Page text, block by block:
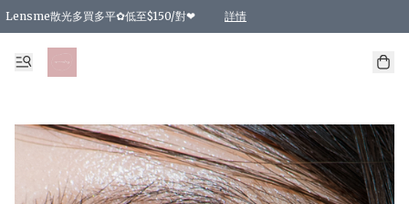
Lensme散光多買多平✿低至$150/對❤ 詳情
台灣Karacon⁩✧日拋 特價清貨❁⃘
日本韓國多款日/月拋現貨☼ 特價❤︎數量有限 售完即止
🇰🇷韓國多款月拋現貨 特價兩對$99✿數量有限 售完即止♫
精選商品，任選買2件或以上9 折；買4件或以上85 折；買6件或以上8 折
精選商品，任選買2件HKD 140.00；買4件HKD 260.00
精選商品，任選買2件HKD 190.00；買4件HKD 360.00
精選商品，任選買2件HKD 110.00；買4件HKD 180.00
精選商品，任選買2件HKD 170.00；買4件HKD 320.00
精選商品，任選買2件或以上減HKD 148.00
精選商品，任選買2件或以上減HKD 148.00
精選商品，任選買2件或以上95 折；買4件或以上9 折；買6件或以上85 折；買8件
精選商品，任選買12件或以上87 折
精選商品，任選買2件或以上減HKD 16.00；買4件或以上減HKD 32.00；買6
精選商品，任選買2件或以上95 折；買4件或以上9 折；買8件或以上85 折；買12
購物滿 HKD 800.00即享免運費優惠！（適用於 特定的送貨方式 )